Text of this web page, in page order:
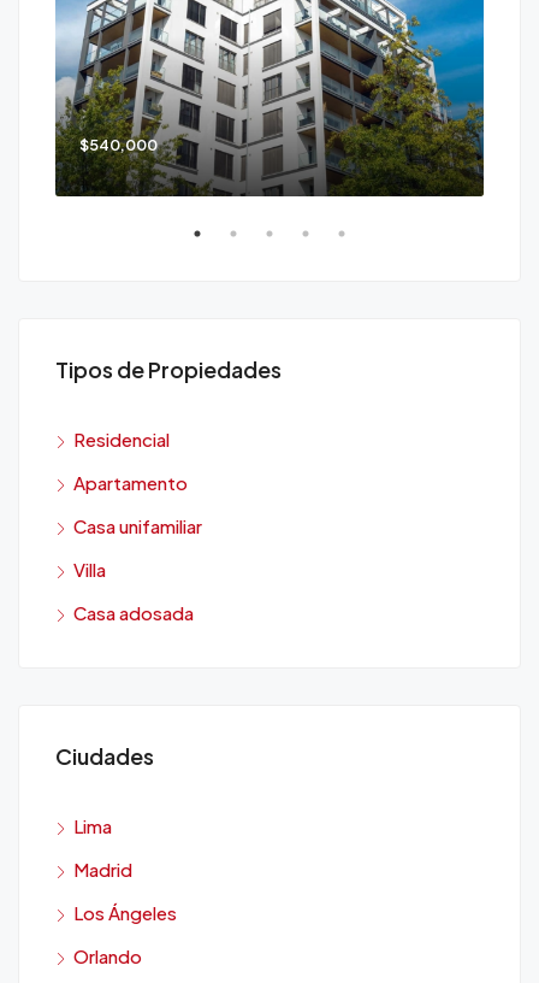
$540,000
Tipos de Propiedades
Residencial
Apartamento
Casa unifamiliar
Villa
Casa adosada
Ciudades
Lima
Madrid
Los Ángeles
Orlando